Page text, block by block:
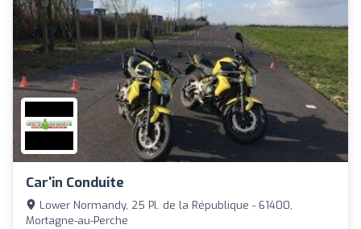
Car'in Conduite
Lower Normandy, 25 Pl. de la République - 61400,
Mortagne-au-Perche